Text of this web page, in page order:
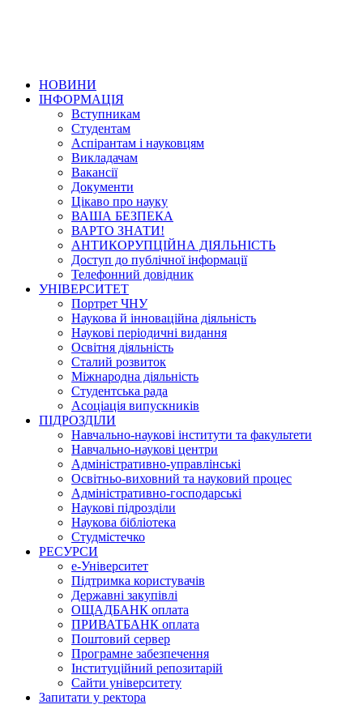
НОВИНИ
ІНФОРМАЦІЯ
Вступникам
Студентам
Аспірантам і науковцям
Викладачам
Вакансії
Документи
Цікаво про науку
ВАША БЕЗПЕКА
ВАРТО ЗНАТИ!
АНТИКОРУПЦІЙНА ДІЯЛЬНІСТЬ
Доступ до публічної інформації
Телефонний довідник
УНІВЕРСИТЕТ
Портрет ЧНУ
Наукова й інноваційна діяльність
Наукові періодичні видання
Освітня діяльність
Сталий розвиток
Міжнародна діяльність
Студентська рада
Асоціація випускників
ПІДРОЗДІЛИ
Навчально-наукові інститути та факультети
Навчально-наукові центри
Адміністративно-управлінські
Освітньо-виховний та науковий процес
Адміністративно-господарські
Наукові підрозділи
Наукова бібліотека
Студмістечко
РЕСУРСИ
е-Університет
Підтримка користувачів
Державні закупівлі
ОЩАДБАНК оплата
ПРИВАТБАНК оплата
Поштовий сервер
Програмне забезпечення
Інституційний репозитарій
Сайти університету
Запитати у ректора